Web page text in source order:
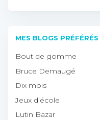
MES BLOGS
Bout de gomme
Bruce Demaugé
Dix mois
Jeux d’école
Lutin Bazar